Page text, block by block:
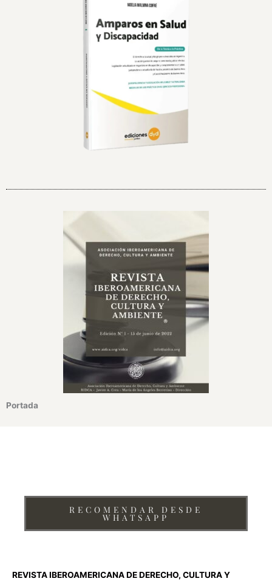
Portada
RECOMENDAR DESDE
WHATSAPP
REVISTA IBEROAMERICANA DE DERECHO, CULTURA Y